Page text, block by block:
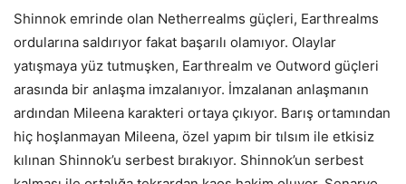
Shinnok emrinde olan Netherrealms güçleri, Earthrealms
ordularına saldırıyor fakat başarılı olamıyor. Olaylar
yatışmaya yüz tutmuşken, Earthrealm ve Outword güçleri
arasında bir anlaşma imzalanıyor. İmzalanan anlaşmanın
ardından Mileena karakteri ortaya çıkıyor. Barış ortamından
hiç hoşlanmayan Mileena, özel yapım bir tılsım ile etkisiz
kılınan Shinnok’u serbest bırakıyor. Shinnok’un serbest